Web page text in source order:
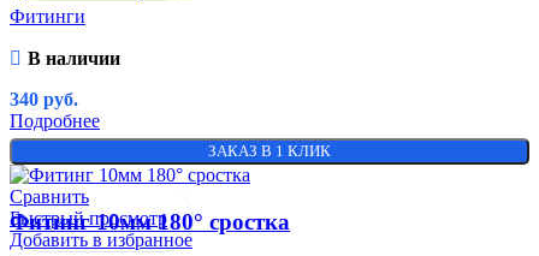
Фитинги
В наличии
340 руб.
Подробнее
ЗАКАЗ В 1 КЛИК
Сравнить
Быстрый просмотр
Добавить в избранное
Фитинг 10мм 180° сростка